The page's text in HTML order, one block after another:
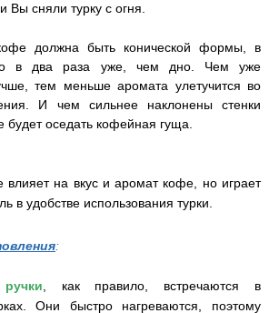
Вы сняли турку с огня.
должна быть конической формы, в
в два раза уже, чем дно. Чем уже
тем меньше аромата улетучится во
И чем сильнее наклонены стенки
будет оседать кофейная гуща.
влияет на вкус и аромат кофе, но играет
в удобстве использования турки.
:
, как правило, встречаются в
Они быстро нагреваются, поэтому